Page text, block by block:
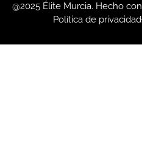
@2025 Élite Murcia. Hecho con
Política de privacidad